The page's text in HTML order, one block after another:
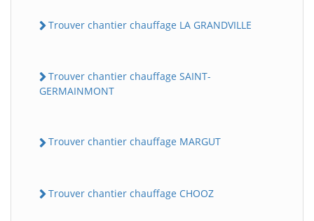
Trouver chantier chauffage LA GRANDVILLE
Trouver chantier chauffage SAINT-
GERMAINMONT
Trouver chantier chauffage MARGUT
Trouver chantier chauffage CHOOZ